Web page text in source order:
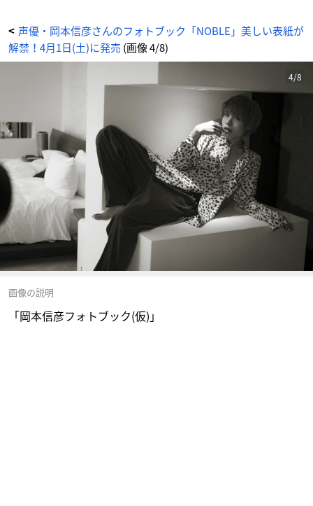
< 声優・岡本信彦さんのフォトブック「NOBLE」美しい表紙が
解禁！4月1日(土)に発売 (画像 4/8)
4/8
画像の説明
「岡本信彦フォトブック(仮)」